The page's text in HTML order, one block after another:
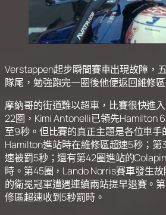
Verstappen起步瞬間賽車出現故障，
隊尾，勉強跑完一圈後他便返回維修區
摩納哥的街道難以超車，比賽很快進
22圈，Kimi Antonelli已領先Hamilton
至9秒。但比賽的真正主題是各位車
Hamilton進站時在維修區超速5秒；第
速被罰5秒；還有第42圈進站的
時。第45圈，Lando Norris賽車發生
的衛冕冠軍遭遇連續兩站提早退賽。
修區超速收到5秒罰時。